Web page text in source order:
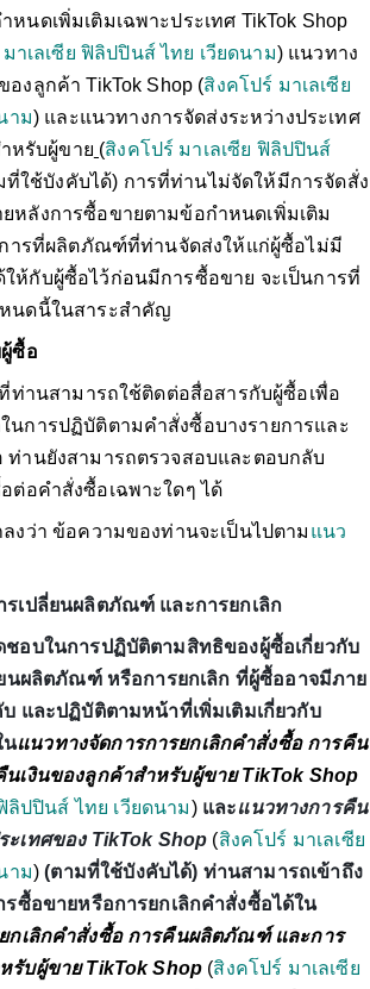
นดเพิ่มเติมเฉพาะประเทศ TikTok Shop
มาเลเซีย ฟิลิปปินส์ ไทย เวียดนาม) แนวทาง
งลูกค้า TikTok Shop (สิงคโปร์ มาเลเซีย
าม) และแนวทางการจัดส่งระหว่างประเทศ
หรับผู้ขาย (สิงคโปร์ มาเลเซีย ฟิลิปปินส์
ที่ใช้บังคับได้) การที่ท่านไม่จัดให้มีการจัดสั่ง
ลังการซื้อขายตามข้อกำหนดเพิ่มเติม
การที่ผลิตภัณฑ์ที่ท่านจัดส่งให้แก่ผู้ซื้อไม่มี
กับผู้ซื้อไว้ก่อนมีการซื้อขาย จะเป็นการที่
นดนี้ในสาระสำคัญ
ซื้อ
ที่ท่านสามารถใช้ติดต่อสื่อสารกับผู้ซื้อเพื่อ
นการปฏิบัติตามคำสั่งซื้อบางรายการและ
ท่านยังสามารถตรวจสอบและตอบกลับ
ต่อคำสั่งซื้อเฉพาะใดๆ ได้
งว่า ข้อความของท่านจะเป็นไปตาม แนว
เปลี่ยนผลิตภัณฑ์ และการยกเลิก
อบในการปฏิบัติตามสิทธิของผู้ซื้อเกี่ยวกับ
นผลิตภัณฑ์ หรือการยกเลิก ที่ผู้ซื้ออาจมีภาย
และปฏิบัติตามหน้าที่เพิ่มเติมเกี่ยวกับ
นแนวทางจัดการการยกเลิกคำสั่งซื้อ การคืน
เงินของลูกค้าสำหรับผู้ขาย TikTok Shop
ลิปปินส์ ไทย เวียดนาม)และแนวทางการคืน
เทศของ TikTok Shop (สิงคโปร์ มาเลเซีย
าม) (ตามที่ใช้บังคับได้) ท่านสามารถเข้าถึง
รซื้อขายหรือการยกเลิกคำสั่งซื้อได้ใน
กเลิกคำสั่งซื้อ การคืนผลิตภัณฑ์ และการ
รับผู้ขาย TikTok Shop (สิงคโปร์ มาเลเซีย